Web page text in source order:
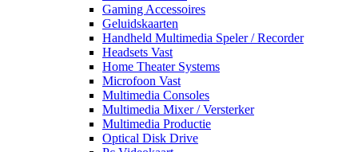
Gaming Accessoires
Geluidskaarten
Handheld Multimedia Speler / Recorder
Headsets Vast
Home Theater Systems
Microfoon Vast
Multimedia Consoles
Multimedia Mixer / Versterker
Multimedia Productie
Optical Disk Drive